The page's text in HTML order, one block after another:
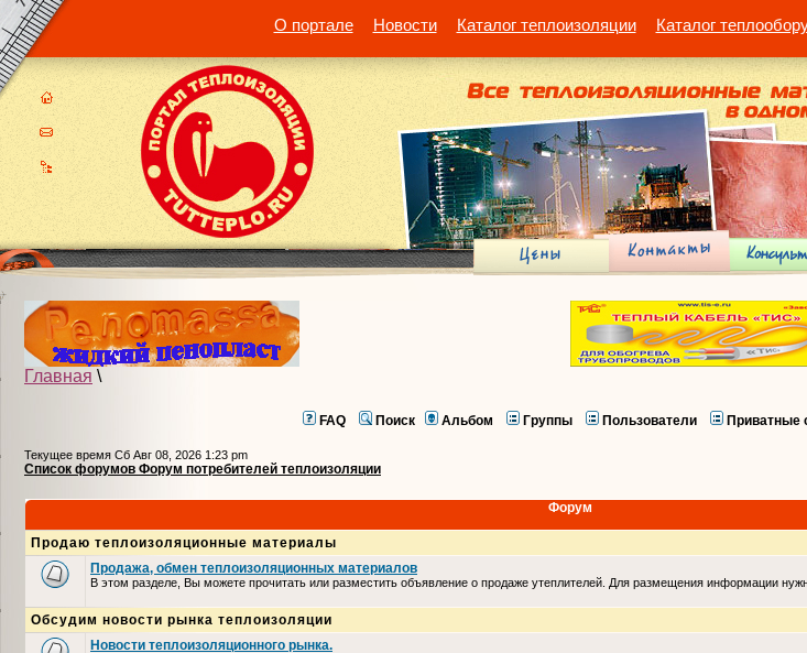
О портале Новости Каталог теплоизоляции Каталог
Главная \
FAQ Поиск Альбом Группы Пользователи Приватные
Текущее время Сб Авг 08, 2026 1:23 pm
Список форумов Форум потребителей теплоизоляции
Форум
Продаю теплоизоляционные материалы
Продажа, обмен теплоизоляционных материалов
В этом разделе, Вы можете прочитать или разместить объявление о продаже утеплителей. Для размещения информации
Обсудим новости рынка теплоизоляции
Новости теплоизоляционного рынка.